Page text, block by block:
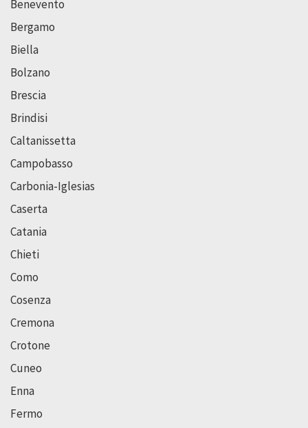
Benevento
Bergamo
Biella
Bolzano
Brescia
Brindisi
Caltanissetta
Campobasso
Carbonia-Iglesias
Caserta
Catania
Chieti
Como
Cosenza
Cremona
Crotone
Cuneo
Enna
Fermo